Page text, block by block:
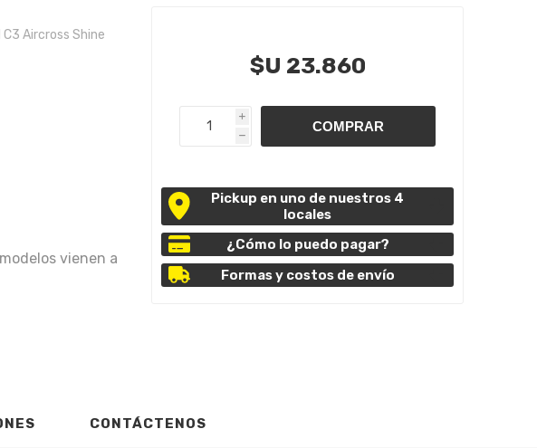
C3 Aircross Shine
vienen a
$U 23.860
i
h
Pickup en uno de nuestros 4
locales
¿Cómo lo puedo pagar?
Formas y costos de envío
CONTÁCTENOS